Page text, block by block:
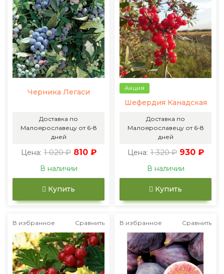
Черника Легаси
Доставка по
Малоярославецу от 6-8
дней
Цена: 1 020 ₽ 810 ₽
В наличии
Купить
Акция
Шефердия Канадская
Доставка по
Малоярославецу от 6-8
дней
Цена: 1 320 ₽ 930 ₽
В наличии
Купить
В избранное Сравнить В избранное Сравнить